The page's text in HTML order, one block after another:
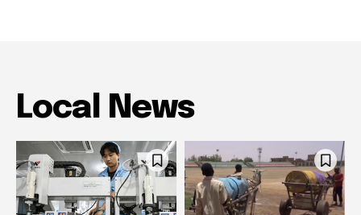
Local News